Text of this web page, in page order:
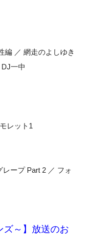
／ 網走のよしゆき
一中
レット1
ープ Part 2 ／ フォ
ズ～】放送のお